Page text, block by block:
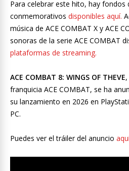
Para celebrar este hito, hay fondos
conmemorativos disponibles aquí.
música de ACE COMBAT X y ACE
sonoras de la serie ACE COMBAT
plataformas de streaming.
ACE COMBAT 8: WINGS OF THEVE
franquicia ACE COMBAT, se ha
su lanzamiento en 2026 en
PC.
Puedes ver el tráiler del anuncio